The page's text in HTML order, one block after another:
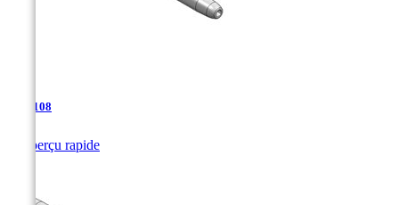
TJA-108
Aperçu rapide